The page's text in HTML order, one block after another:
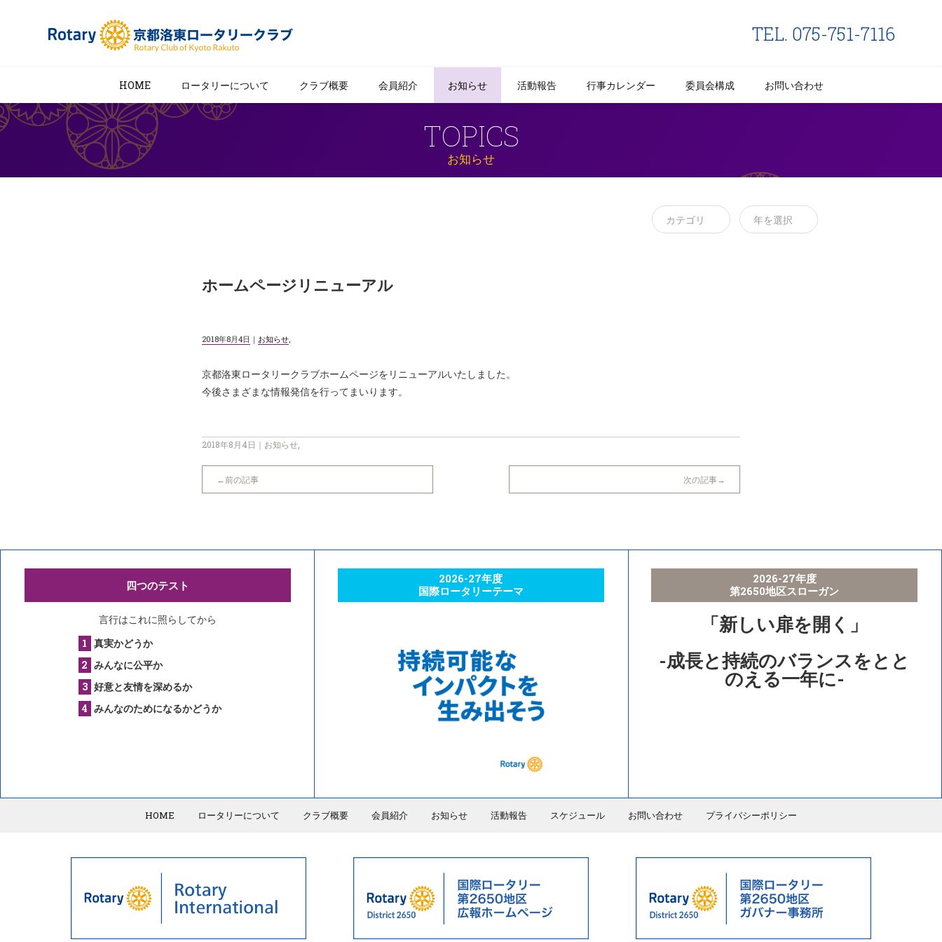
TEL. 075-751-7116
HOME ロータリーについて クラブ概要 会員紹介 お知らせ 活動報告 行事カレンダー 委員会構成 お問い合わせ
TOPICS
お知らせ
ホームページリニューアル
2018年8月4日 ｜ お知らせ
京都洛東ロータリークラブホームページをリニューアルいたしました。
今後さまざまな情報発信を行ってまいります。
2018年8月4日 ｜ お知らせ
前の記事 次の記事
四つのテスト
言行はこれに照らしてから
真実かどうか
みんなに公平か
好意と友情を深めるか
みんなのためになるかどうか
2026-27年度
国際ロータリーテーマ
2026-27年度
第2650地区スローガン
「新しい扉を開く」
-成長と持続のバランスをとと
のえる一年に-
HOME ロータリーについて クラブ概要 会員紹介 お知らせ 活動報告 スケジュール お問い合わせ プライバシーポリシー